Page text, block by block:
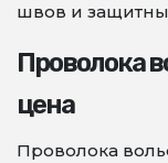
швов и
Проволока
цена
Проволока